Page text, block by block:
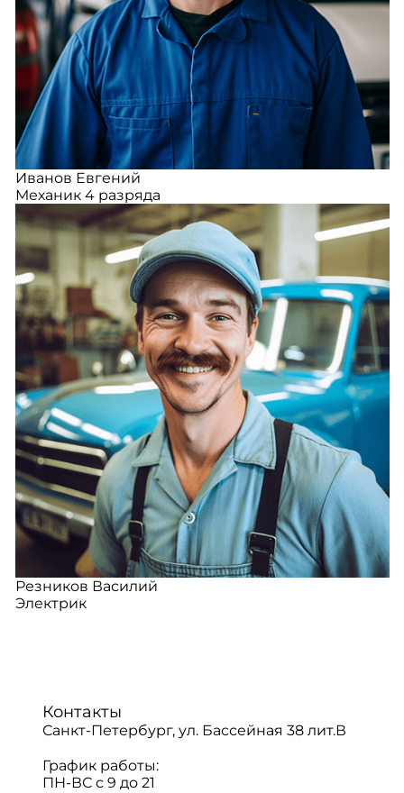
Иванов Евгений
Механик 4 разряда
Резников Василий
Электрик
Контакты
Санкт-Петербург, ул. Бассейная 38 лит.В
График работы:
ПН-ВС с 9 до 21